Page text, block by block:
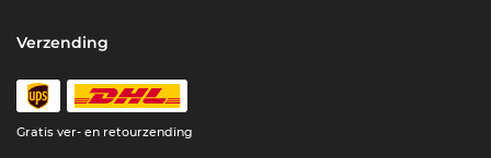
Verzending
Gratis ver- en retourzending